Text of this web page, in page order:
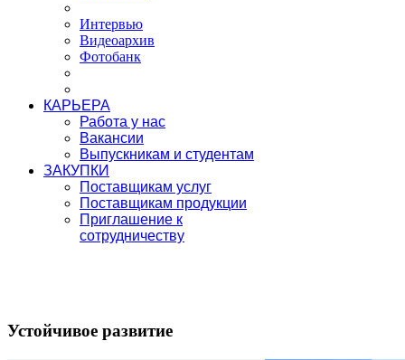
Интервью
Видеоархив
Фотобанк
КАРЬЕРА
Работа у нас
Вакансии
Выпускникам и студентам
ЗАКУПКИ
Поставщикам услуг
Поставщикам продукции
Приглашение к
сотрудничеству
Устойчивое развитие